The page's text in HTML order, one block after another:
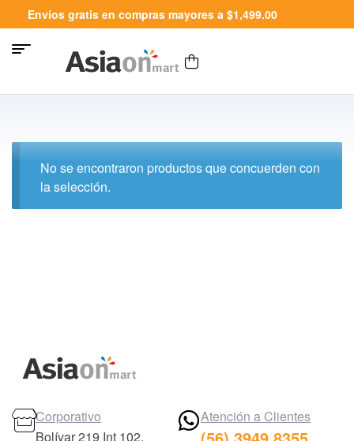
Envíos gratis en compras mayores a $1,499.00
No se encontraron productos que concuerden con
la selección.
Corporativo
Bolívar 219 Int 102,
Atención a Clientes